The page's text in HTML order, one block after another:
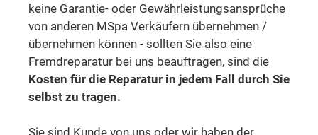
keine Garantie- oder Gewährleistungsansprüche
von anderen MSpa Verkäufern übernehmen /
übernehmen können - sollten Sie also eine
Fremdreparatur bei uns beauftragen, sind die
Kosten für die Reparatur in jedem Fall durch Sie
selbst zu tragen.